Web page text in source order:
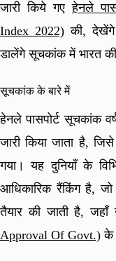
जारी किये गएहेनले
Index 2022)की, देखेंगे
डालेंगे सूचकांक में भारत की
सूचकांक के बारे में
हेनले पासपोर्ट सूचकांक
जारी किया जाता है,
गया। यह दुनियाँ के
आधिकारिक रैंकिंग है,
तैयार की जाती है,
Approval Of Govt.) के